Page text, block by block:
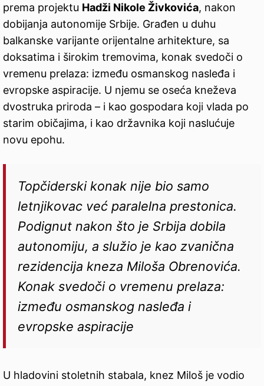
prema projektu Hadži Nikole Živkovića, nakon
dobijanja autonomije Srbije. Građen u duhu
balkanske varijante orijentalne arhitekture, sa
doksatima i širokim tremovima, konak svedoči o
vremenu prelaza: između osmanskog nasleđa i
evropske aspiracije. U njemu se oseća kneževa
dvostruka priroda – i kao gospodara koji vlada po
starim običajima, i kao državnika koji naslućuje
novu epohu.
Topčiderski konak nije bio samo
letnjikovac već paralelna prestonica.
Podignut nakon što je Srbija dobila
autonomiju, a služio je kao zvanična
rezidencija kneza Miloša Obrenovića.
Konak svedoči o vremenu prelaza:
između osmanskog nasleđa i
evropske aspiracije
U hladovini stoletnih stabala, knez Miloš je vodio